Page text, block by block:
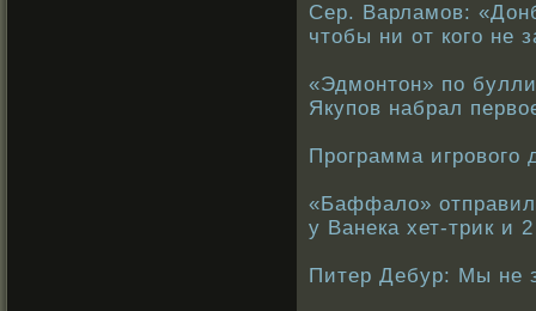
Сер. Варламов:
чтобы ни от кого не
«Эдмонтон» по
Якупов набрал
Программа
«Баффало»
у Ванека хет-трик и
Питер Дебур: Мы не